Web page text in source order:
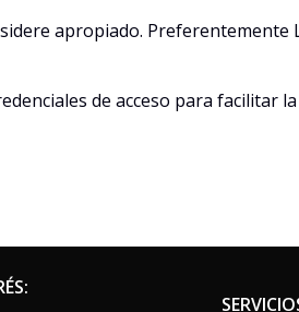
apropiado. Preferentemente
de acceso para facilitar